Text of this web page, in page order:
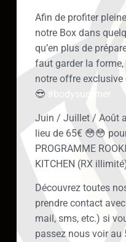
Afin de profiter
notre Box dans
qu’en plus de
faut garder la
notre offre exclusive
😎
#bodysummer
Juin / Juillet / Août
lieu de 65€ 😳😳
PROGRAMME
KITCHEN (RX
Découvrez toutes
prendre contact
mail, sms, etc.) si
passez nous voir au